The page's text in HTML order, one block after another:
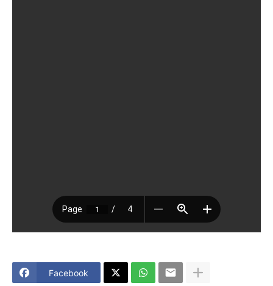
Facebook